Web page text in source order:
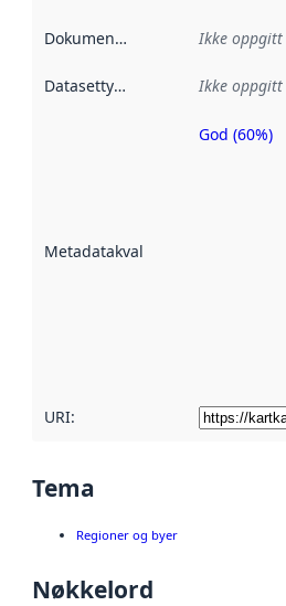
Dokumentasjon Ikke oppgitt
Datasettype Ikke oppgitt
Metadatakvalitet
Metadatakvalitet
God (60%)
URI:
Tema
Regioner og byer
Nøkkelord